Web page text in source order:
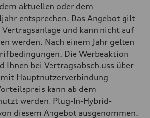
aktuellen oder dem
entsprechen. Das Angebot gilt
und kann nicht auf
werden. Nach einem Jahr gelten
Die Werbeaktion
Ihnen bei Vertragsabschluss über
Hauptnutzerverbindung
kann ab dem
werden. Plug-In-Hybrid-
diesem Angebot ausgenommen.